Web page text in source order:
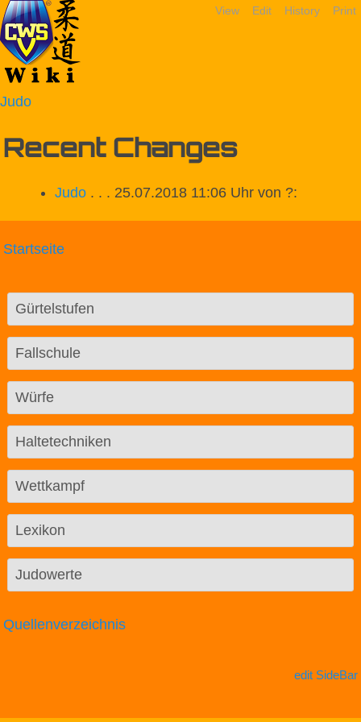
View Edit History Print
Judo
Recent Changes
Judo . . . 25.07.2018 11:06 Uhr von ?:
Startseite
Gürtelstufen
Fallschule
Würfe
Haltetechniken
Wettkampf
Lexikon
Judowerte
Quellenverzeichnis
edit SideBar